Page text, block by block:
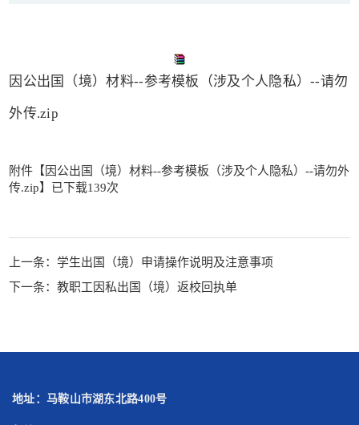
因公出国（境）材料--参考模板（涉及个人隐私）--请勿
外传.zip
附件【 因公出国（境）材料--参考模板（涉及个人隐私）--请勿外
传.zip】已下载139次
上一条： 学生出国（境）申请操作说明及注意事项
下一条：教职工因私出国（境）返校回执单
地址：马鞍山市湖东北路400号